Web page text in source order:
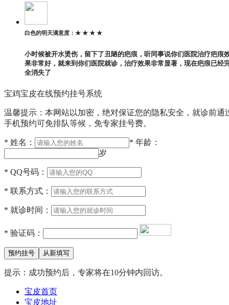
白色的明天满意度： ★ ★ ★ ★
小时候被开水烫伤，留下了丑陋的疤痕，听同事说你们医院治疗疤痕
果非常好，就来到你们医院就诊，治疗效果非常显著，现在疤痕已经
全消失了
宝鸡宝皮在线预约挂号系统
温馨提示：本网站以加密，绝对保证您的隐私安全，就诊前通
手机预约可免排队等候，免专家挂号费。
* 姓名： * 年龄：
岁
* QQ号码：
* 联系方式：
* 就诊时间：
* 验证码：
提示：成功预约后，专家将在10分钟内回访。
宝皮首页
宝皮地址